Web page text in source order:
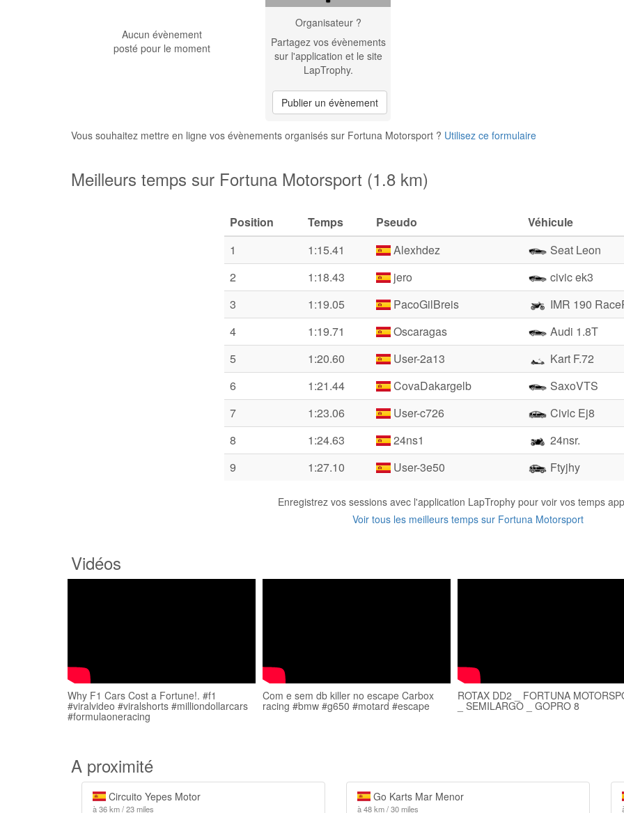
Aucun évènement
posté pour le moment
Organisateur ?
Partagez vos évènements
sur l'application et le site
LapTrophy.
Publier un évènement
Vous souhaitez mettre en ligne vos évènements organisés sur Fortuna Motorsport ? Utilisez ce formulaire
Meilleurs temps sur Fortuna Motorsport (1.8 km)
Position Temps Pseudo
Véhicule
1
1:15.41 Alexhdez
Seat Leon
2
1:18.43 jero
civic ek3
3
1:19.05 PacoGilBreis
IMR 190
4
1:19.71 Oscaragas
Audi 1.8T
5
1:20.60 User-2a13
Kart F.72
6
1:21.44 CovaDakargelb
SaxoVTS
7
1:23.06 User-c726
Civic Ej8
8
1:24.63 24ns1
24nsr.
9
1:27.10 User-3e50 Ftyjhy
Enregistrez vos sessions avec l'application LapTrophy pour voir vos temps
Voir tous les meilleurs temps sur Fortuna Motorsport
Vidéos
Why F1 Cars Cost a Fortune!. #f1
#viralvideo #viralshorts #milliondollarcars
#formulaoneracing
Com e sem db killer no escape Carbox
racing #bmw #g650 #motard #escape
ROTAX DD2 _ FORTUNA
_ SEMILARGO _ GOPRO 8
A proximité
Circuito Yepes Motor
à 36 km / 23 miles
Go Karts Mar Menor
à 48 km / 30 miles